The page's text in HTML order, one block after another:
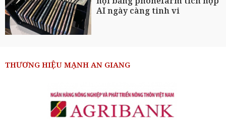
AI ngày càng tinh vi
THƯƠNG HIỆU MẠNH AN GIANG